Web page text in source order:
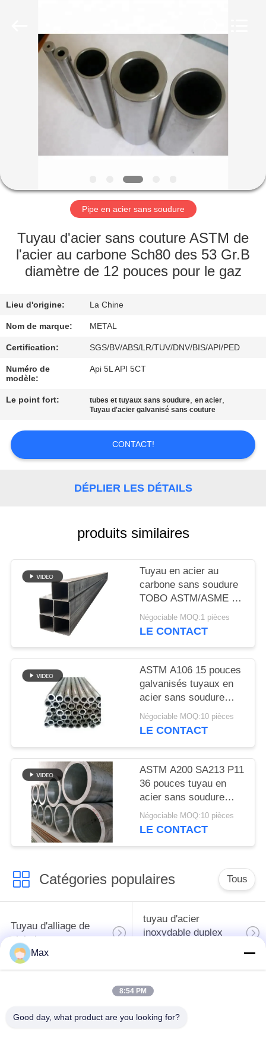
MAISON
PRODUITS
SUJET
DE
NOUS
VISITE
D'USINE
DE
QUALITÉ
CONTACTEZ-
NOUS
NOUVELLES
SITE
PRIVACY
POLICY
Pipe en acier sans soudure
Tuyau d'acier sans couture ASTM de
l'acier au carbone Sch80 des 53 Gr.B
diamètre de 12 pouces pour le gaz
Lieu d'origine: La Chine
Nom de marque: METAL
Certification: SGS/BV/ABS/LR/TUV/DNV/BIS/API/PED
Numéro de
modèle:
Api 5L API 5CT
Le point fort: tubes et tuyaux sans soudure,en acier,
Tuyau d'acier galvanisé sans couture
CONTACT!
DÉPLIER LES DÉTAILS
produits similaires
Tuyau en acier au
carbone sans soudure
TOBO ASTM/ASME –
Grand diamètre et
haute résistance pour
Négociable MOQ:1 pièces
LE CONTACT
ASTM A106 15 pouces
galvanisés tuyaux en
acier sans soudure
SCH20 haute
résistance
Négociable MOQ:10 pièces
LE CONTACT
ASTM A200 SA213 P11
36 pouces tuyau en
acier sans soudure
galvanisé SCH40
Négociable MOQ:10 pièces
LE CONTACT
Catégories populaires Tous
Tuyau d'alliage de
nickel
tuyau d'acier
inoxydable duplex
tuyau d'acier enduit
Max
8:54 PM
Good day, what product are you looking for?